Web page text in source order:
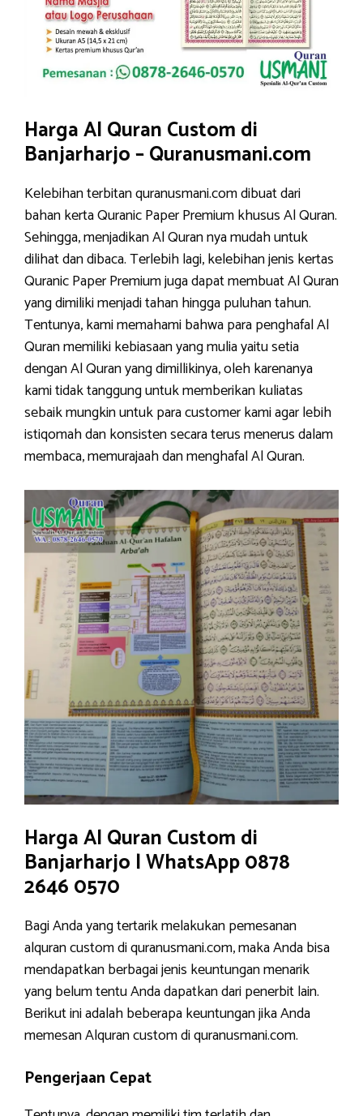
Harga Al Quran Custom di
Banjarharjo – Quranusmani.com
Kelebihan terbitan quranusmani.com dibuat dari
bahan kerta Quranic Paper Premium khusus Al Quran.
Sehingga, menjadikan Al Quran nya mudah untuk
dilihat dan dibaca. Terlebih lagi, kelebihan jenis kertas
Quranic Paper Premium juga dapat membuat Al Quran
yang dimiliki menjadi tahan hingga puluhan tahun.
Tentunya, kami memahami bahwa para penghafal Al
Quran memiliki kebiasaan yang mulia yaitu setia
dengan Al Quran yang dimillikinya, oleh karenanya
kami tidak tanggung untuk memberikan kuliatas
sebaik mungkin untuk para customer kami agar lebih
istiqomah dan konsisten secara terus menerus dalam
membaca, memurajaah dan menghafal Al Quran.
Harga Al Quran Custom di
Banjarharjo | WhatsApp 0878
2646 0570
Bagi Anda yang tertarik melakukan pemesanan
alquran custom di quranusmani.com, maka Anda bisa
mendapatkan berbagai jenis keuntungan menarik
yang belum tentu Anda dapatkan dari penerbit lain.
Berikut ini adalah beberapa keuntungan jika Anda
memesan Alquran custom di quranusmani.com.
Pengerjaan Cepat